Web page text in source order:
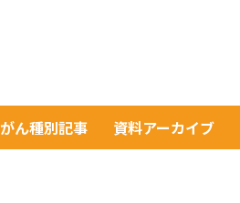
がん種別記事 資料アーカイブ